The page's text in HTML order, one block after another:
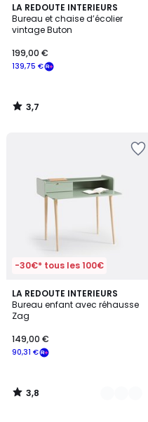
LA REDOUTE INTERIEURS
Bureau et chaise d’écolier
vintage Buton
139,75 €
199,00 €
3,7
/ 5
3,7
/
-30€* tous les 100€
LA REDOUTE INTERIEURS
Bureau enfant avec réhausse
Zag
90,31 €
149,00 €
3,8
/ 5
2
Couleurs
3,8
/